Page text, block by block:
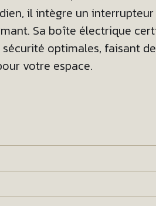
il intègre un
Sa boîte électrique
optimales, faisant
votre espace.